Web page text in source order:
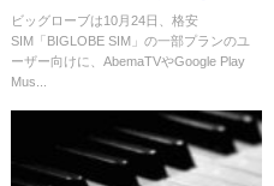
SIM登場
ビッグローブは10月24日、格安
SIM「BIGLOBE SIM」の一部プランのユ
ーザー向けに、AbemaTVやGoogle Play
Mus...